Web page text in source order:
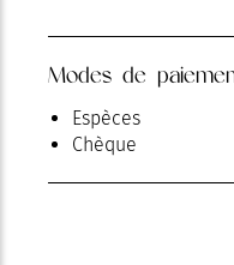
Modes de
Espèces
Chèque